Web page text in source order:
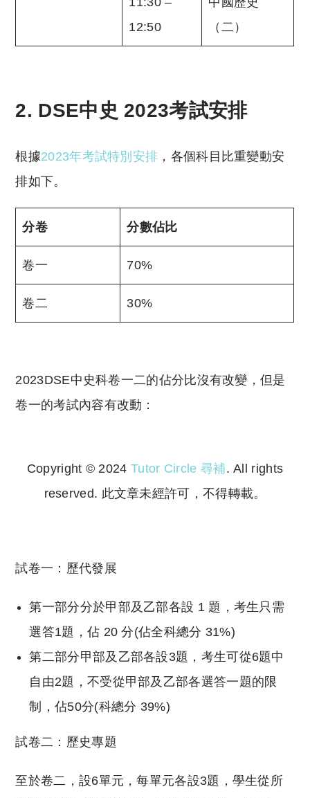
12:50
（二）
2. DSE中史 2023考試安排
根據2023年考試特別安排 ，各個科目比重變動安
排如下。
分卷 分數佔比
卷一 70%
卷二 30%
2023DSE中史科卷一二的佔分比沒有改變，但是
卷一的考試內容有改動：
Copyright © 2024 Tutor Circle 尋補. All rights
reserved. 此文章未經許可，不得轉載。
試卷一：歷代發展
第一部分分於甲部及乙部各設 1 題，考生只需
選答1題，佔 20 分(佔全科總分 31%)
第二部分甲部及乙部各設3題，考生可從6題中
自由2題，不受從甲部及乙部各選答一題的限
制，佔50分(科總分 39%)
試卷二：歷史專題
至於卷二，設6單元，每單元各設3題，學生從所